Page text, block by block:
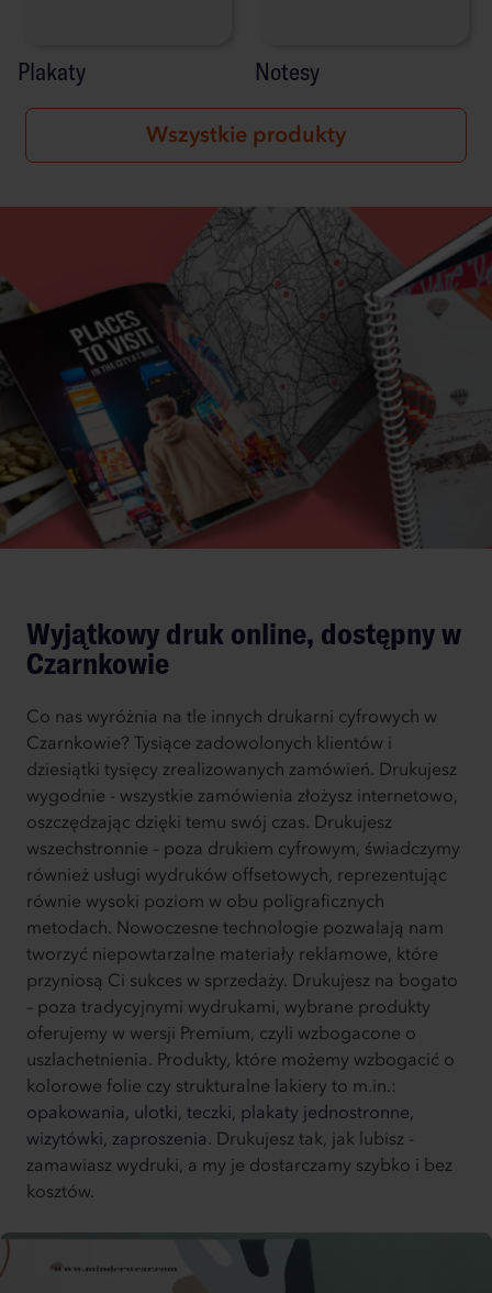
Plakaty Notesy
Wszystkie produkty
Wyjątkowy druk online, dostępny w
Czarnkowie
Co nas wyróżnia na tle innych drukarni cyfrowych w
Czarnkowie? Tysiące zadowolonych klientów i
dziesiątki tysięcy zrealizowanych zamówień. Drukujesz
wygodnie - wszystkie zamówienia złożysz internetowo,
oszczędzając dzięki temu swój czas. Drukujesz
wszechstronnie – poza drukiem cyfrowym, świadczymy
również usługi wydruków offsetowych, reprezentując
równie wysoki poziom w obu poligraficznych
metodach. Nowoczesne technologie pozwalają nam
tworzyć niepowtarzalne materiały reklamowe, które
przyniosą Ci sukces w sprzedaży. Drukujesz na bogato
– poza tradycyjnymi wydrukami, wybrane produkty
oferujemy w wersji Premium, czyli wzbogacone o
uszlachetnienia. Produkty, które możemy wzbogacić o
kolorowe folie czy strukturalne lakiery to m.in.:
opakowania, ulotki, teczki, plakaty jednostronne,
wizytówki, zaproszenia. Drukujesz tak, jak lubisz -
zamawiasz wydruki, a my je dostarczamy szybko i bez
kosztów.